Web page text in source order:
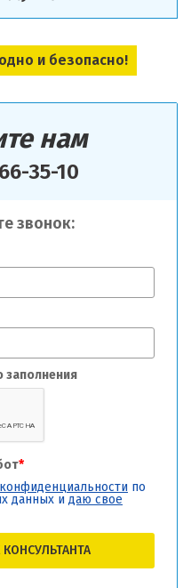
нам
35-10
звонок:
заполнения
*
по
данных и даю свое
и безопасно!